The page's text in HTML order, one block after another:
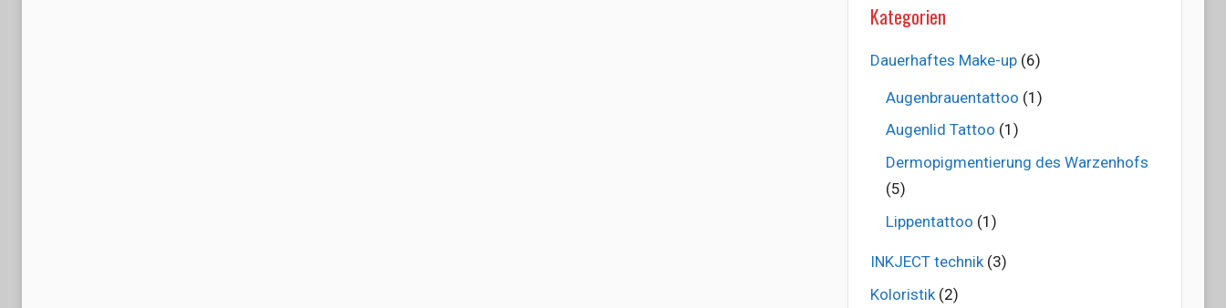
Kategorien
Dauerhaftes Make-up(6)
Augenbrauentattoo (1)
Augenlid Tattoo (1)
Dermopigmentierung des Warzenhofs
(5)
Lippentattoo (1)
INKJECT technik(3)
Koloristik(2)